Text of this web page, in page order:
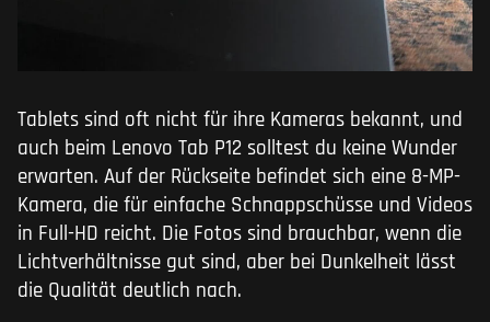
Tablets sind oft nicht für ihre Kameras bekannt, und
auch beim Lenovo Tab P12 solltest du keine Wunder
erwarten. Auf der Rückseite befindet sich eine 8-MP-
Kamera, die für einfache Schnappschüsse und Videos
in Full-HD reicht. Die Fotos sind brauchbar, wenn die
Lichtverhältnisse gut sind, aber bei Dunkelheit lässt
die Qualität deutlich nach.